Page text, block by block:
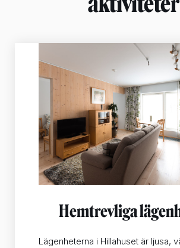
Hemtrevliga
Lägenheterna i Hillahuset är ljusa,